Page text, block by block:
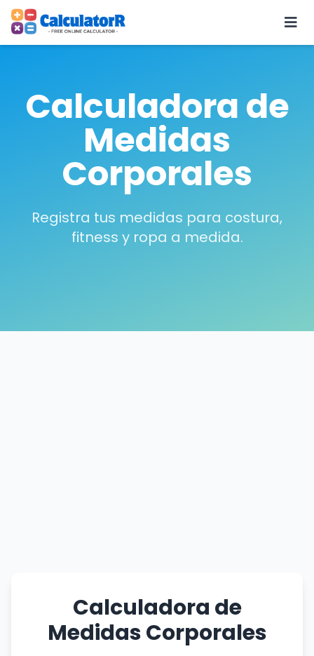
Calculadora de
Medidas
Corporales
Registra tus medidas para costura,
fitness y ropa a medida.
Calculadora de
Medidas Corporales